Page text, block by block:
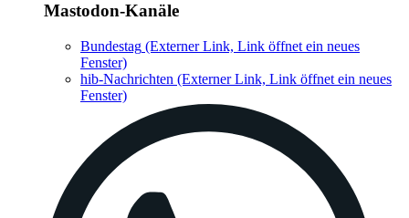
Mastodon-Kanäle
Bundestag (Externer Link, Link öffnet ein neues
Fenster)
hib-Nachrichten (Externer Link, Link öffnet ein neues
Fenster)